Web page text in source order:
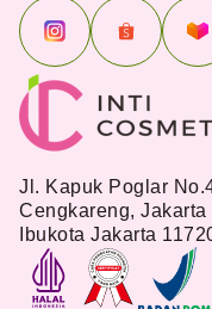
Jl. Kapuk Poglar
Cengkareng,
Ibukota Jakarta